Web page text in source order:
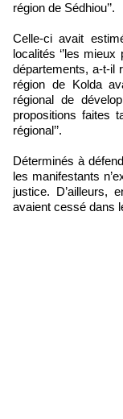
région de Sédhiou’’.
Celle-ci avait
localités ‘’les
départements, a-t-il
région de Kolda
régional de
propositions faites
régional’’.
Déterminés à
les manifestants
justice. D’ailleurs,
avaient cessé dans